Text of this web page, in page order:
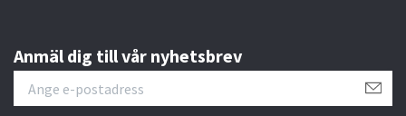
Anmäl dig till vår nyhetsbrev